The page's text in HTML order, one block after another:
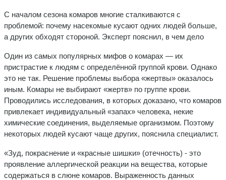
С началом сезона комаров многие сталкиваются с
проблемой: почему насекомые кусают одних людей больше,
а других обходят стороной. Эксперт пояснил, в чем дело
Один из самых популярных мифов о комарах — их
пристрастие к людям с определённой группой крови. Однако
это не так. Решение проблемы выбора «жертвы» оказалось
иным. Комары не выбирают «жертв» по группе крови.
Проводились исследования, в которых доказано, что комаров
привлекает индивидуальный «запах» человека, некие
химические соединения, выделяемые организмом. Поэтому
некоторых людей кусают чаще других, пояснила специалист.
«Зуд, покраснение и «красные шишки» (отечность) - это
проявление аллергической реакции на вещества, которые
содержаться в слюне комаров. Выраженность данных